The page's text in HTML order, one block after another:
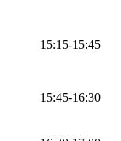
15:15-15:45
15:45-16:30